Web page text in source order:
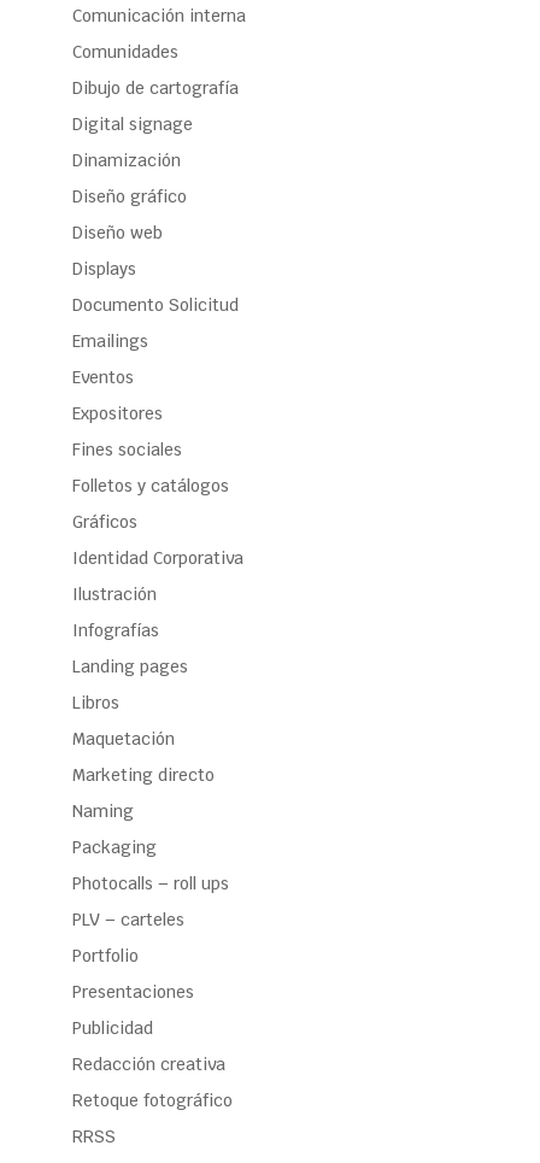
Comunicación interna
Comunidades
Dibujo de cartografía
Digital signage
Dinamización
Diseño gráfico
Diseño web
Displays
Documento Solicitud
Emailings
Eventos
Expositores
Fines sociales
Folletos y catálogos
Gráficos
Identidad Corporativa
Ilustración
Infografías
Landing pages
Libros
Maquetación
Marketing directo
Naming
Packaging
Photocalls – roll ups
PLV – carteles
Portfolio
Presentaciones
Publicidad
Redacción creativa
Retoque fotográfico
RRSS